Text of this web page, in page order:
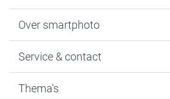
Fotoboeken
Fotocadeaus
Kaarten
Over smartphoto
Vacatures
Bestelproces
Service & contact
Tevredenheidsgarantie
Thema's